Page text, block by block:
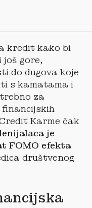
kredit kako bi
gore,
do dugova koje
s kamatama i
za
financijskih
Karme čak
je
FOMO efekta
društvenog